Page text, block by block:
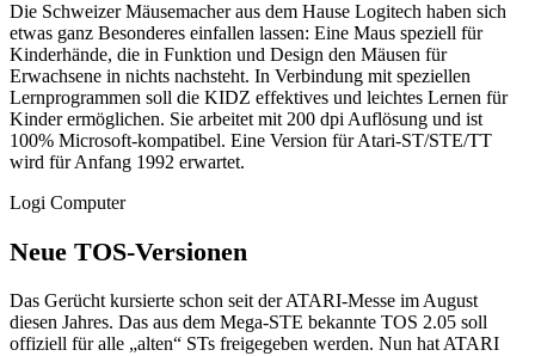
Die Schweizer Mäusemacher aus dem Hause Logitech haben sich
etwas ganz Besonderes einfallen lassen: Eine Maus speziell für
Kinderhände, die in Funktion und Design den Mäusen für
Erwachsene in nichts nachsteht. In Verbindung mit speziellen
Lernprogrammen soll die KIDZ effektives und leichtes Lernen für
Kinder ermöglichen. Sie arbeitet mit 200 dpi Auflösung und ist
100% Microsoft-kompatibel. Eine Version für Atari-ST/STE/TT
wird für Anfang 1992 erwartet.
Logi Computer
Neue TOS-Versionen
Das Gerücht kursierte schon seit der ATARI-Messe im August
diesen Jahres. Das aus dem Mega-STE bekannte TOS 2.05 soll
offiziell für alle „alten“ STs freigegeben werden. Nun hat ATARI